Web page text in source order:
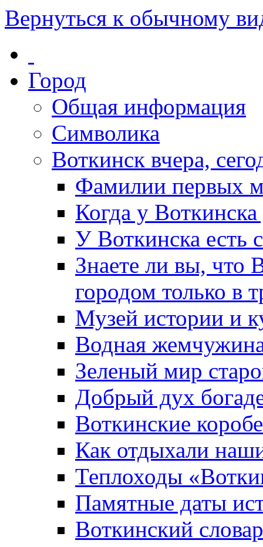
Вернуться к обычному
Город
Общая информация
Символика
Воткинск вчера,
Фамилии первых
Когда у
У Воткинска есть
Знаете ли вы, что
городом только в
Музей истории и
Водная
Зеленый мир
Добрый дух
Воткинские
Как отдыхали
Теплоходы
Памятные даты
Воткинский